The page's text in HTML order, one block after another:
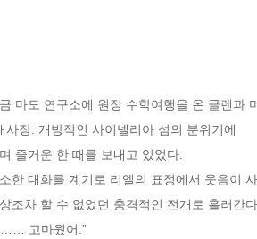
마도 연구소에 원정 수학여행을 온 글렌과
사장. 개방적인 사이넬리아 섬의 분위기에
즐거운 한 때를 보내고 있었다.
한 대화를 계기로 리엘의 표정에서 웃음이
조차 할 수 없었던 충격적인 전개로 흘러간
고마웠어.”